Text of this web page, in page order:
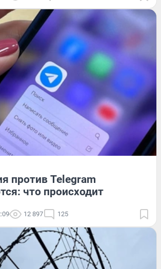
против Telegram
что происходит
12 897 125